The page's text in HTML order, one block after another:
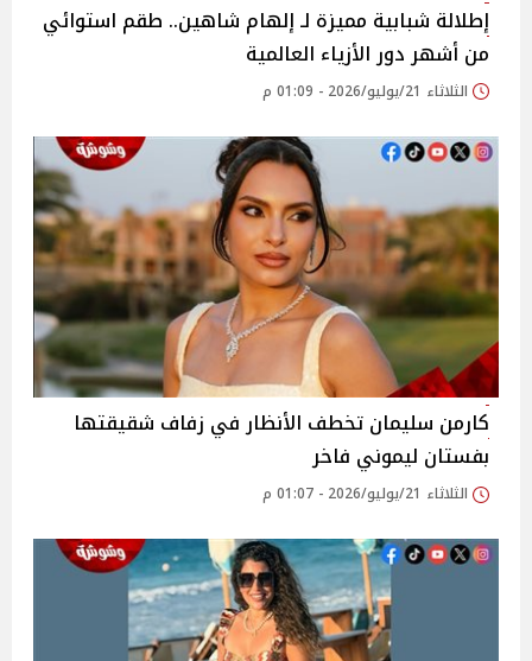
إطلالة شبابية مميزة لـ إلهام شاهين.. طقم استوائي
من أشهر دور الأزياء العالمية
الثلاثاء 21/يوليو/2026 - 01:09 م
كارمن سليمان تخطف الأنظار في زفاف شقيقتها
بفستان ليموني فاخر
الثلاثاء 21/يوليو/2026 - 01:07 م